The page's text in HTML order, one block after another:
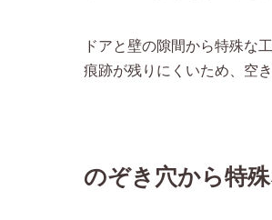
ドアと壁の隙間から特殊な
痕跡が残りにくいため、空
のぞき穴から特